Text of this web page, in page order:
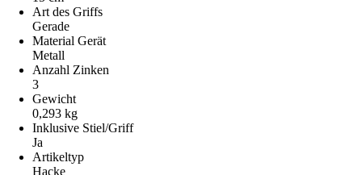
Art des Griffs
Gerade
Material Gerät
Metall
Anzahl Zinken
3
Gewicht
0,293 kg
Inklusive Stiel/Griff
Ja
Artikeltyp
Hacke